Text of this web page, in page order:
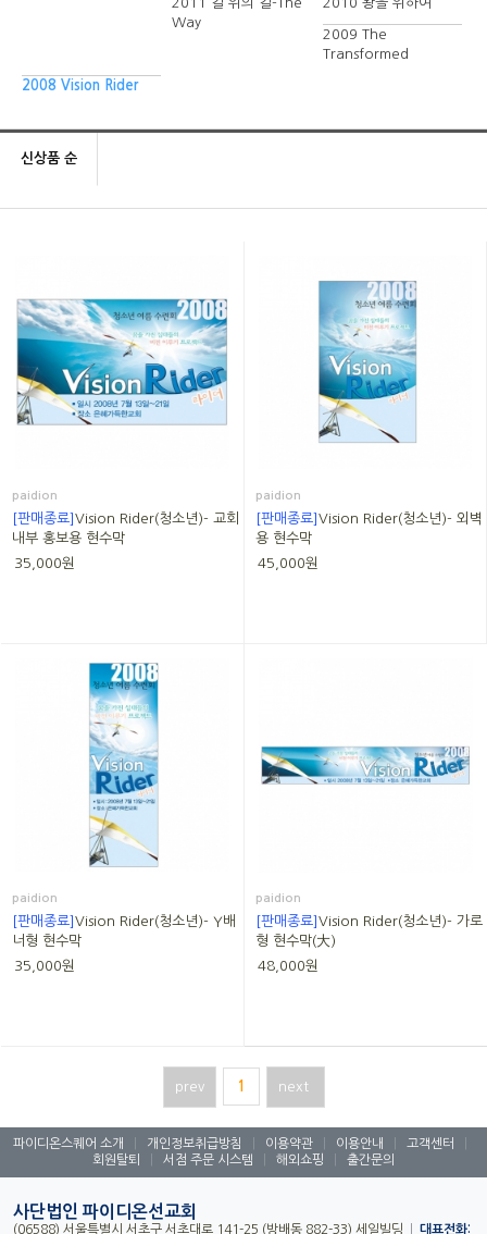
Way
2009 The
Transformed
2008 Vision Rider
신상품 순
paidion
[판매종료]Vision Rider(청소년)- 교회
내부 홍보용 현수막
35,000원
paidion
[판매종료]Vision Rider(청소년)- 외벽
용 현수막
45,000원
paidion
[판매종료]Vision Rider(청소년)- Y배
너형 현수막
35,000원
paidion
[판매종료]Vision Rider(청소년)- 가로
형 현수막(大)
48,000원
prev 1 next
파이디온스퀘어 소개 개인정보취급방침 이용약관 이용안내 고객센터
회원탈퇴
서점 주문 시스템 해외쇼핑 출간문의
사단법인 파이디온선교회
(06588) 서울특별시 서초구 서초대로 141-25 (방배동 882-33) 세일빌딩 대표전화: